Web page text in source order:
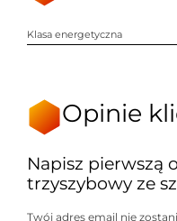
Klasa energetyczna
Opinie
Napisz pierwszą
trzyszybowy ze
Twój adres email nie